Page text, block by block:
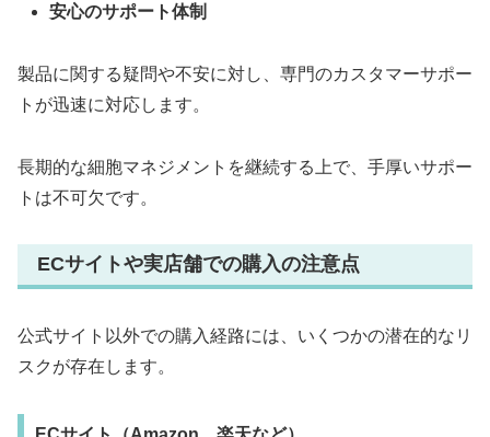
安心のサポート体制
製品に関する疑問や不安に対し、専門のカスタマーサポー
トが迅速に対応します。
長期的な細胞マネジメントを継続する上で、手厚いサポー
トは不可欠です。
ECサイトや実店舗での購入の注意点
公式サイト以外での購入経路には、いくつかの潜在的なリ
スクが存在します。